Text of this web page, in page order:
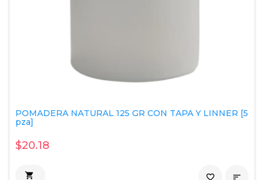
POMADERA NATURAL 125 GR CON TAPA Y LINNER [5
pza]
$20.18
 
favorite_border